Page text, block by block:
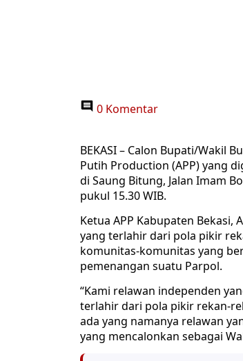
0 Komentar
BEKASI – Calon Bupati/Wakil
Putih Production (APP) yang
di Saung Bitung, Jalan Imam
pukul 15.30 WIB.
Ketua APP Kabupaten Bekasi,
yang terlahir dari pola pikir
komunitas-komunitas yang
pemenangan suatu Parpol.
“Kami relawan independen
terlahir dari pola pikir rekan-
ada yang namanya relawan
yang mencalonkan sebagai